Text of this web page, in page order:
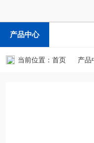
产品中心
当前位置： 首页 产品